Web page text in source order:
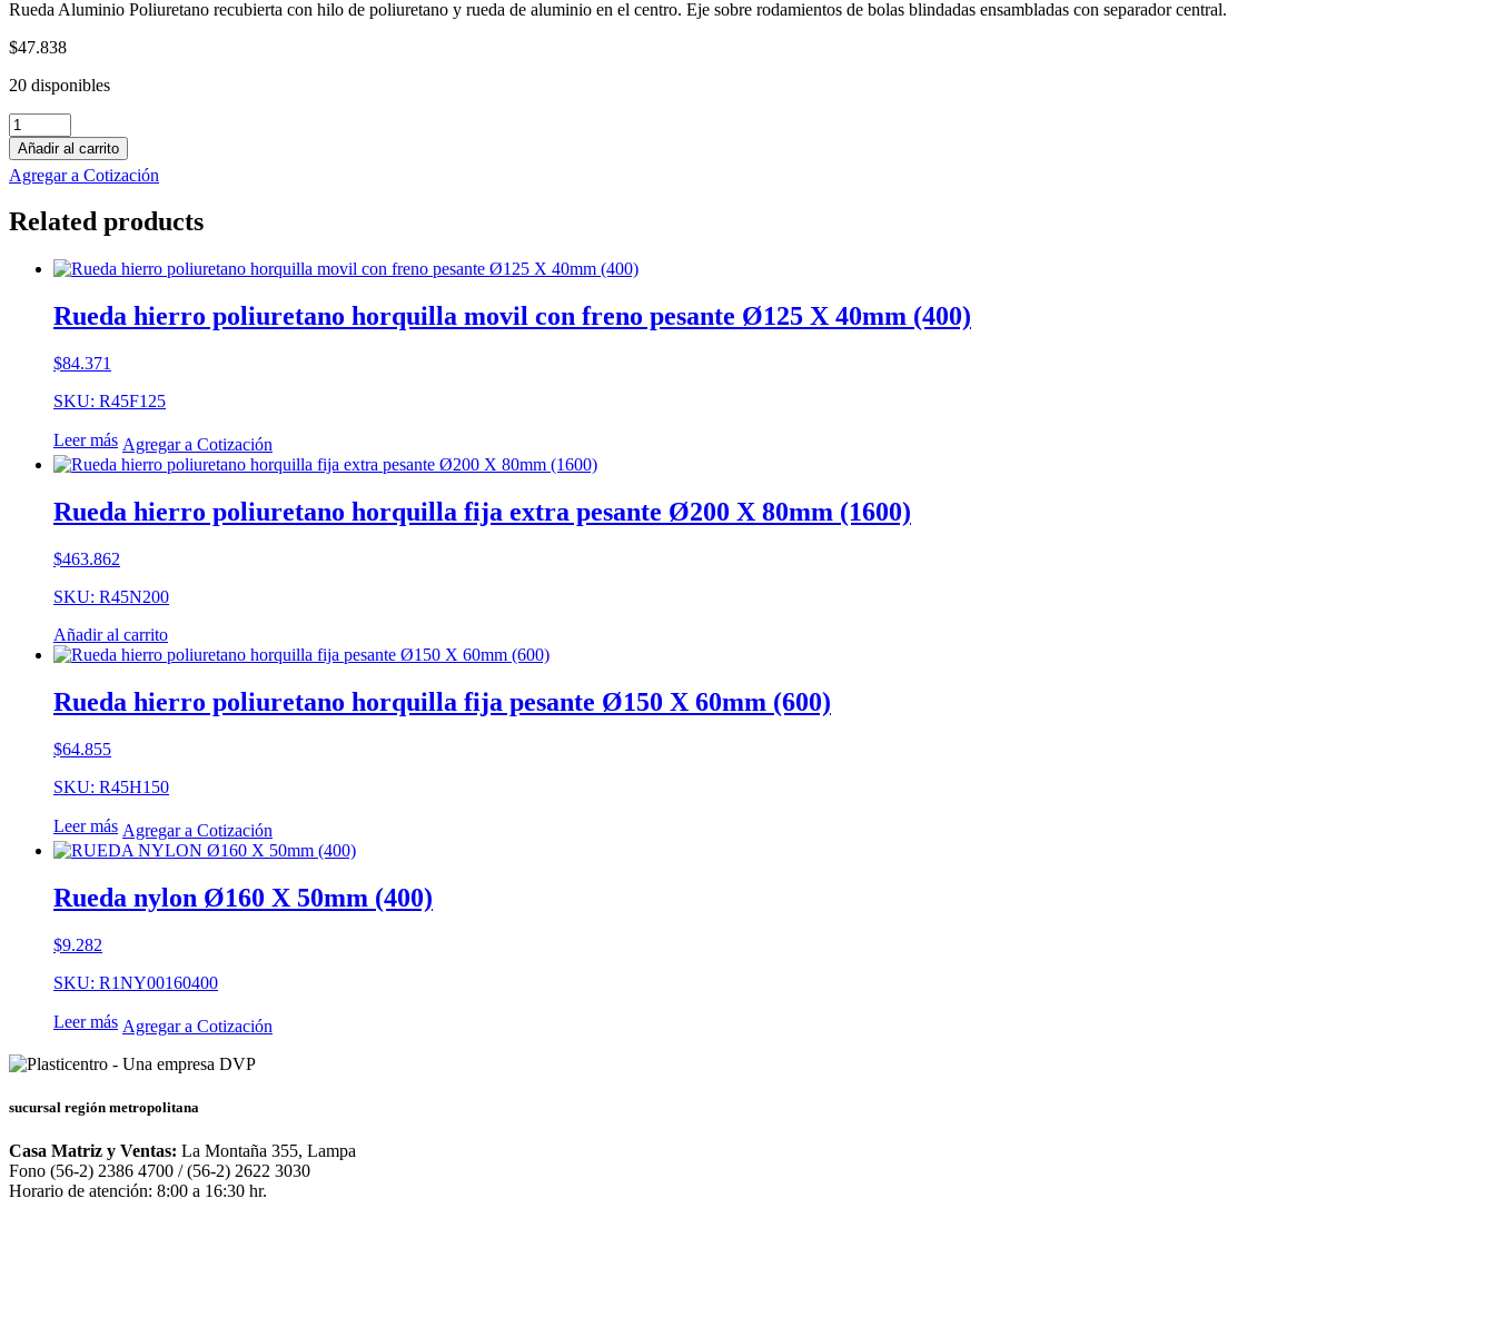
Rueda Aluminio Poliuretano recubierta con hilo de poliuretano y rueda de aluminio en el centro. Eje sobre rodamientos de bolas blindadas ensambladas con separador central.
$47.838
20 disponibles
Rueda
aluminio
poliuretano
horquilla
con
Añadir al carrito
Agregar a Cotización
Related products
Rueda hierro poliuretano horquilla movil con freno pesante Ø125 X 40mm (400)
$84.371
SKU: R45F125
Leer más Agregar a Cotización
Rueda hierro poliuretano horquilla fija extra pesante Ø200 X 80mm (1600)
$463.862
SKU: R45N200
Añadir al carrito
Rueda hierro poliuretano horquilla fija pesante Ø150 X 60mm (600)
$64.855
SKU: R45H150
Leer más Agregar a Cotización
Rueda nylon Ø160 X 50mm (400)
$9.282
SKU: R1NY00160400
Leer más Agregar a Cotización
sucursal región metropolitana
Casa Matriz y Ventas: La Montaña 355, Lampa
Fono (56-2) 2386 4700 / (56-2) 2622 3030
Horario de atención: 8:00 a 16:30 hr.